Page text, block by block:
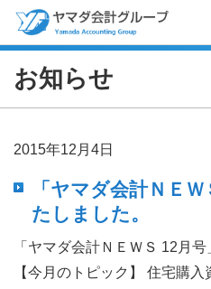
お知らせ
2015年12月4日
「ヤマダ会計ＮＥ
たしました。
「ヤマダ会計ＮＥＷＳ 12月
【今月のトピック】 住宅購